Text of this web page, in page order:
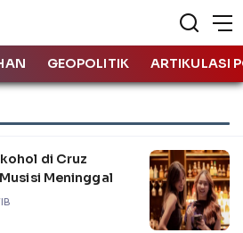
GEOPOLITIK ARTIKULASI
di Cruz
Meninggal